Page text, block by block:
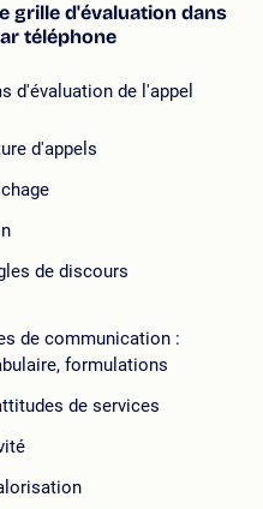
grille d'évaluation dans
téléphone
d'évaluation de l'appel
d'appels
de discours
de communication :
formulations
de services